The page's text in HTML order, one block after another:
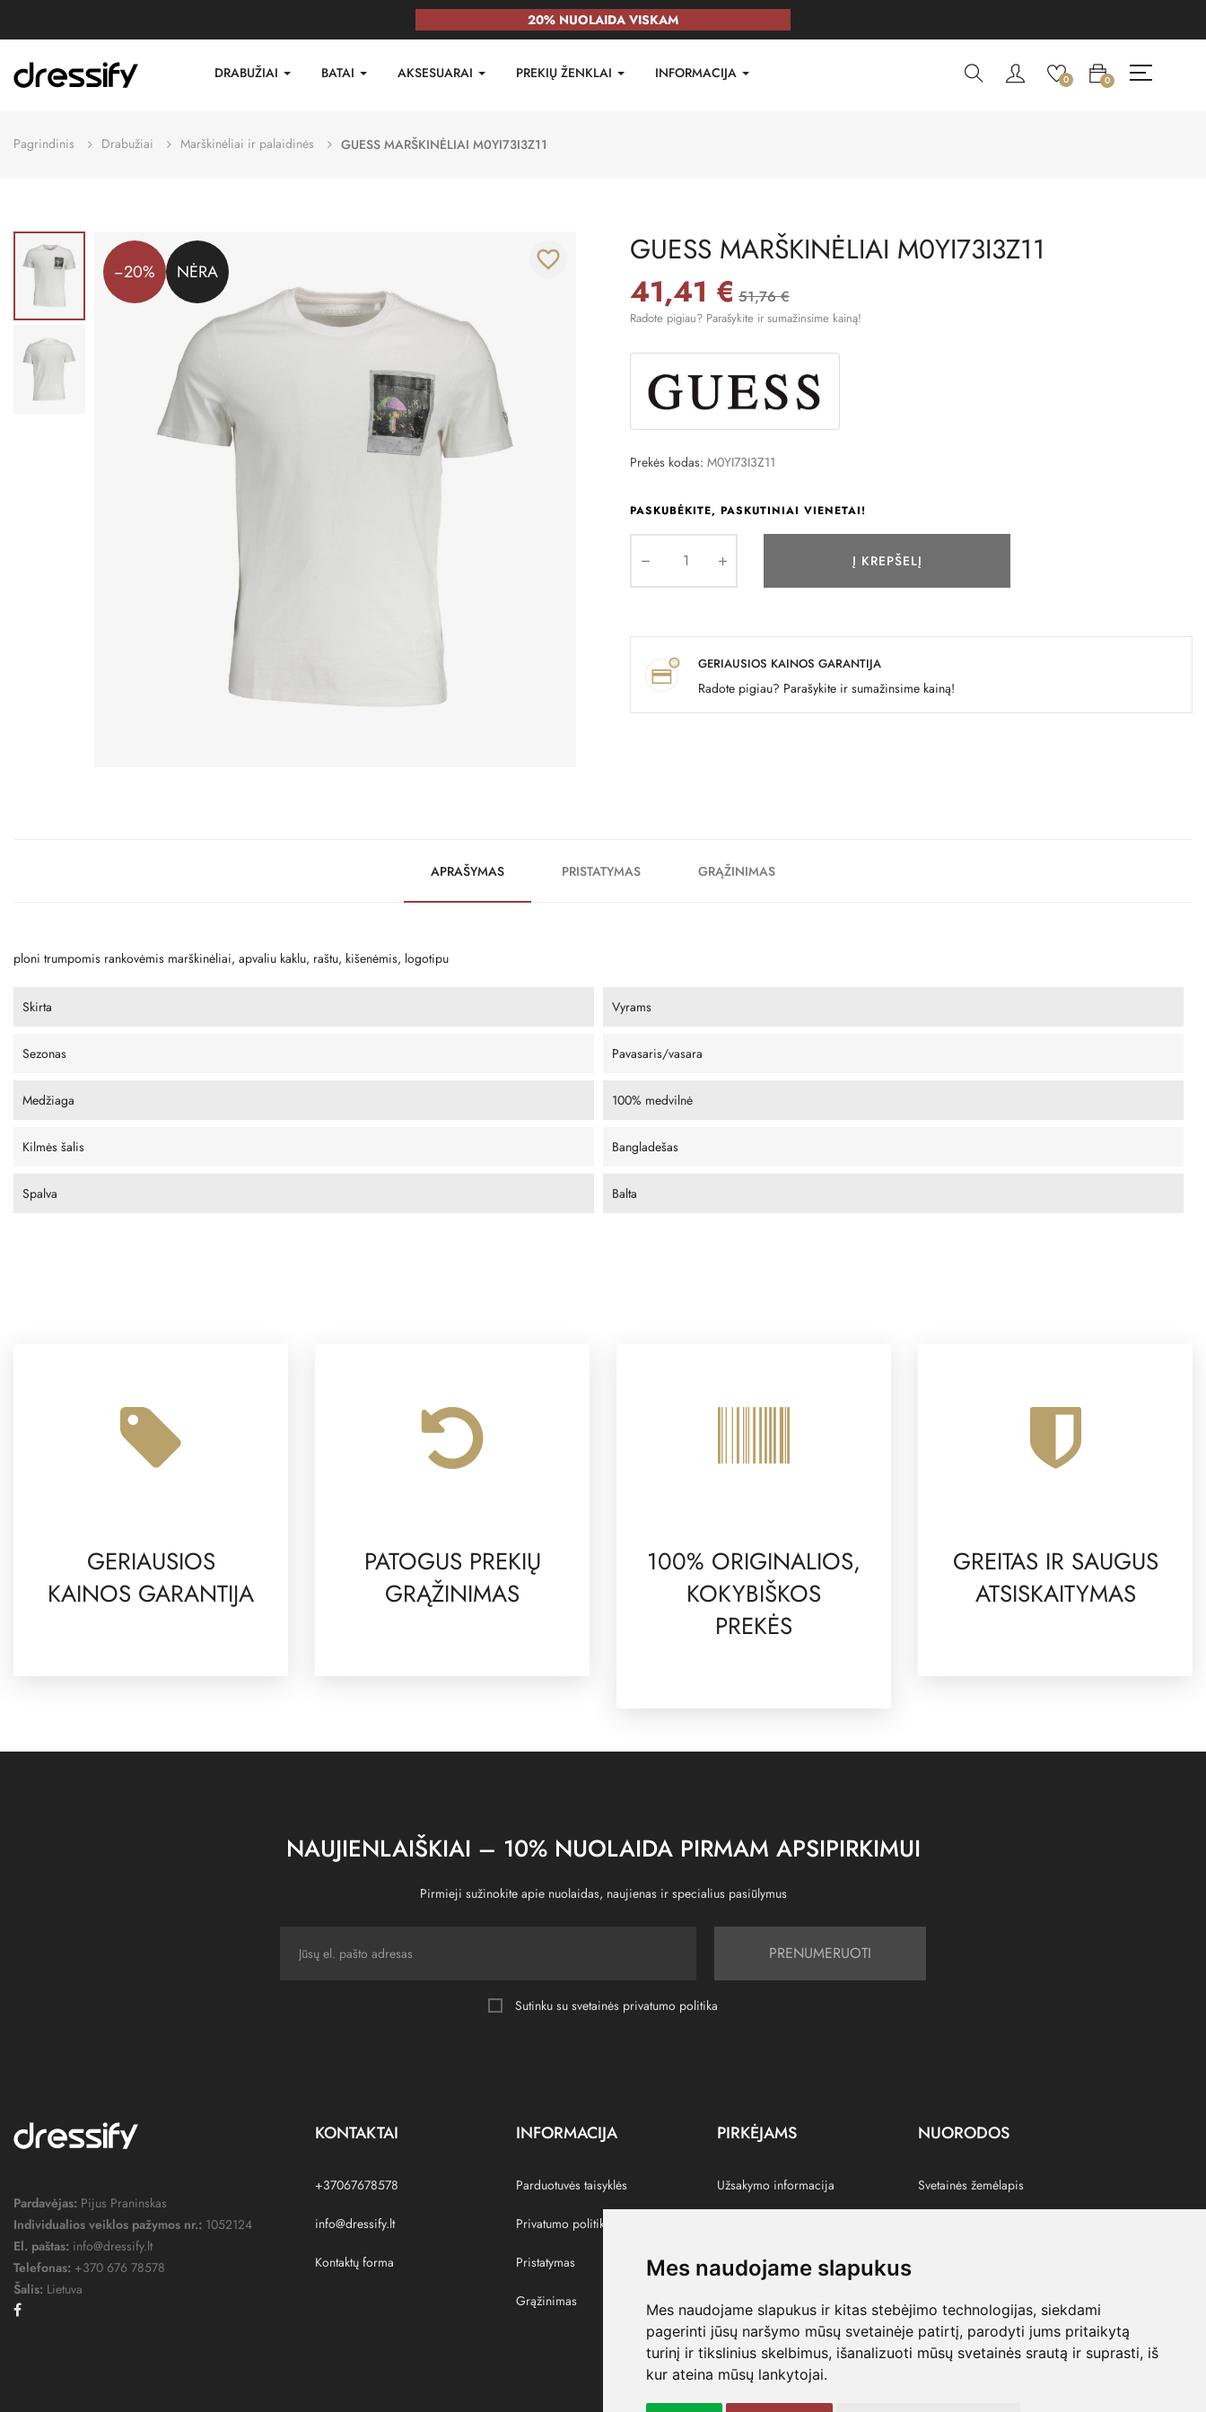
Mes naudojame slapukus
Mes naudojame slapukus ir kitas stebėjimo technologijas, siekdami
pagerinti jūsų naršymo mūsų svetainėje patirtį, parodyti jums pritaikytą
turinį ir tikslinius skelbimus, išanalizuoti mūsų svetainės srautą ir suprasti, iš
kur ateina mūsų lankytojai.
20% NUOLAIDA VISKAM
DRABUŽIAI BATAI AKSESUARAI PREKIŲ ŽENKLAI INFORMACIJA 0 0
Pagrindinis Drabužiai Marškinėliai ir palaidinės GUESS MARŠKINĖLIAI M0YI73I3Z11
−20% NĖRA favorite_border GUESS MARŠKINĖLIAI M0YI73I3Z11
41,41 € 51,76 €
Radote pigiau? Parašykite ir sumažinsime kainą!
Prekės kodas: M0YI73I3Z11
PASKUBĖKITE, PASKUTINIAI VIENETAI!
Į KREPŠELĮ
GERIAUSIOS KAINOS GARANTIJA
Radote pigiau? Parašykite ir sumažinsime kainą!
APRAŠYMAS PRISTATYMAS GRĄŽINIMAS
ploni trumpomis rankovėmis marškinėliai, apvaliu kaklu, raštu, kišenėmis, logotipu
Skirta Vyrams
Sezonas Pavasaris/vasara
Medžiaga 100% medvilnė
Kilmės šalis Bangladešas
Spalva Balta
GERIAUSIOS
KAINOS GARANTIJA
PATOGUS PREKIŲ
GRĄŽINIMAS
100% ORIGINALIOS,
KOKYBIŠKOS
PREKĖS
GREITAS IR SAUGUS
ATSISKAITYMAS
NAUJIENLAIŠKIAI – 10% NUOLAIDA PIRMAM APSIPIRKIMUI
Pirmieji sužinokite apie nuolaidas, naujienas ir specialius pasiūlymus
PRENUMERUOTI
Sutinku su svetainės privatumo politika
Pardavėjas: Pijus Praninskas
Individualios veiklos pažymos nr.: 1052124
El. paštas: info@dressify.lt
Telefonas: +370 676 78578
Šalis: Lietuva
KONTAKTAI
+37067678578
info@dressify.lt
Kontaktų forma
INFORMACIJA
Parduotuvės taisyklės
Privatumo politika
Pristatymas
Grąžinimas
PIRKĖJAMS
Užsakymo informacija
Paskyra
Pamėgtos prekės
NUORODOS
Svetainės žemėlapis